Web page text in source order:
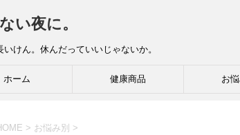
い夜に。
いけん。休んだっていいじゃないか。
ホーム 健康商品 お
> お悩み別 >